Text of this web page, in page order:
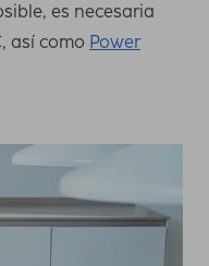
es necesaria
así como Power